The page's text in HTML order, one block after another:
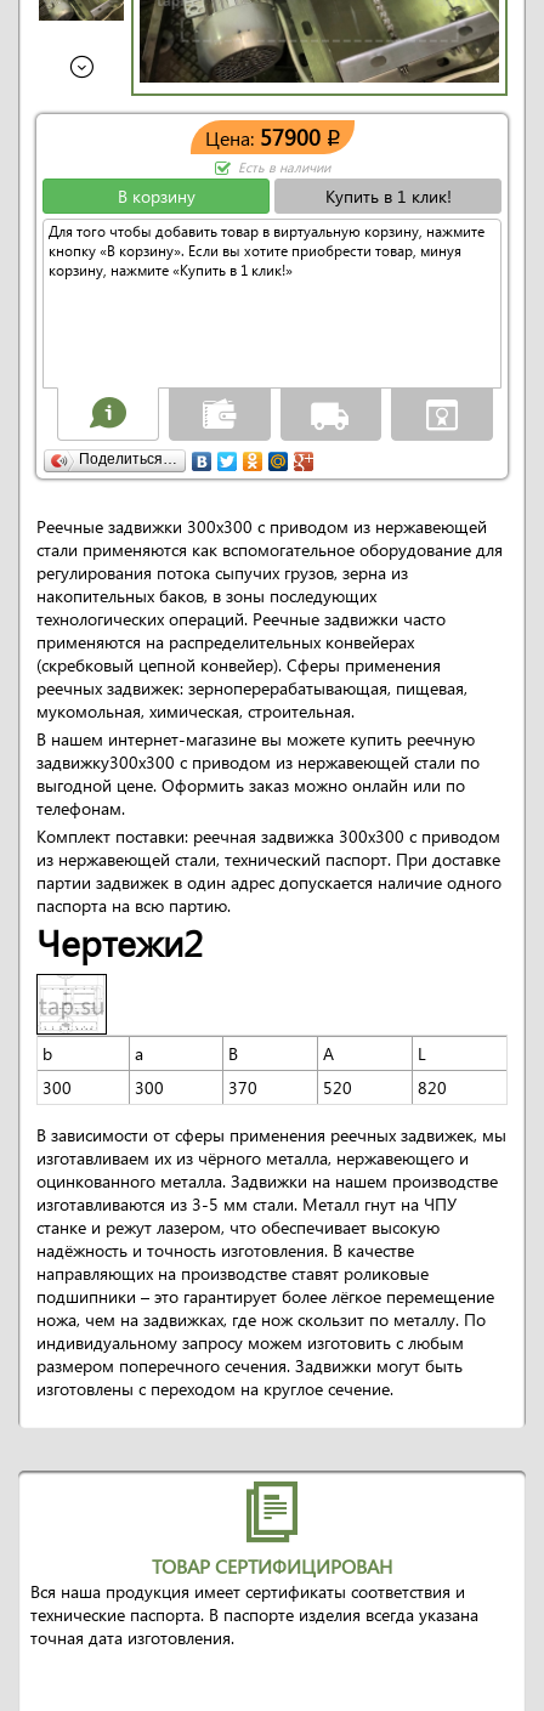
Цена: 57900 q
Есть в наличии
В корзину Купить в 1 клик!
Для того чтобы добавить товар в виртуальную корзину, нажмите
кнопку «В корзину». Если вы хотите приобрести товар, минуя
корзину, нажмите «Купить в 1 клик!»
Поделиться…
Реечные задвижки 300x300 с приводом из нержавеющей
стали применяются как вспомогательное оборудование для
регулирования потока сыпучих грузов, зерна из
накопительных баков, в зоны последующих
технологических операций. Реечные задвижки часто
применяются на распределительных конвейерах
(скребковый цепной конвейер). Сферы применения
реечных задвижек: зерноперерабатывающая, пищевая,
мукомольная, химическая, строительная.
В нашем интернет-магазине вы можете купить реечную
задвижку300x300 с приводом из нержавеющей стали по
выгодной цене. Оформить заказ можно онлайн или по
телефонам.
Комплект поставки: реечная задвижка 300x300 с приводом
из нержавеющей стали, технический паспорт. При доставке
партии задвижек в один адрес допускается наличие одного
паспорта на всю партию.
Чертежи2
b a B A
L
300
300 370 520 820
В зависимости от сферы применения реечных задвижек, мы
изготавливаем их из чёрного металла, нержавеющего и
оцинкованного металла. Задвижки на нашем производстве
изготавливаются из 3-5 мм стали. Металл гнут на ЧПУ
станке и режут лазером, что обеспечивает высокую
надёжность и точность изготовления. В качестве
направляющих на производстве ставят роликовые
подшипники – это гарантирует более лёгкое перемещение
ножа, чем на задвижках, где нож скользит по металлу. По
индивидуальному запросу можем изготовить с любым
размером поперечного сечения. Задвижки могут быть
изготовлены с переходом на круглое сечение.
ТОВАР СЕРТИФИЦИРОВАН
Вся наша продукция имеет сертификаты соответствия и
технические паспорта. В паспорте изделия всегда указана
точная дата изготовления.